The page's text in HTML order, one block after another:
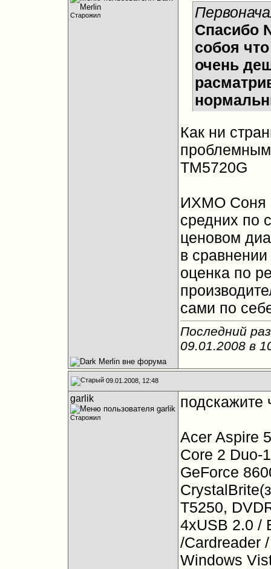
Старожил
Спасибо
собоя
очень
Как ни
проблемным
ТМ5720G
ИХМО Соня
средних по
ценовом
в
оценка по
сами по
Последний
09.01.2008 в
09.01.2008, 12:48
garlik
Старожил
подскажите
Acer Aspire
Core 2 Duo-
GeForce
T5250,
4xUSB 2.0 /
/Cardreader
Windows